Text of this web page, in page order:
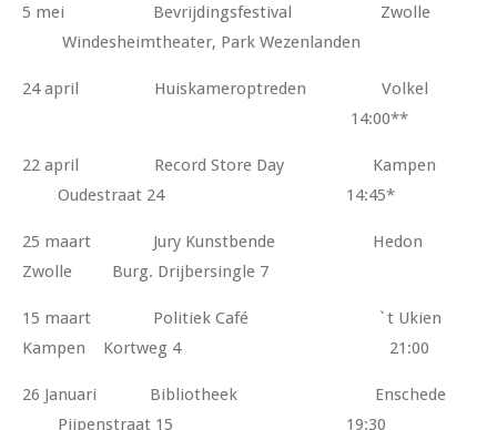
5 mei Bevrijdingsfestival Zwolle
Windesheimtheater, Park Wezenlanden
24 april Huiskameroptreden Volkel
14:00**
22 april Record Store Day Kampen
Oudestraat 24 14:45*
25 maart Jury Kunstbende Hedon
Zwolle Burg. Drijbersingle 7
15 maart Politiek Café `t Ukien
Kampen Kortweg 4 21:00
26 Januari Bibliotheek Enschede
Pijpenstraat 15 19:30